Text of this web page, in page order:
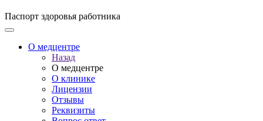
Паспорт здоровья работника
О медцентре
Назад
О медцентре
О клинике
Лицензии
Отзывы
Реквизиты